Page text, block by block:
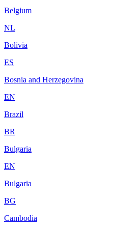
Belgium
NL
Bolivia
ES
Bosnia and Herzegovina
EN
Brazil
BR
Bulgaria
EN
Bulgaria
BG
Cambodia